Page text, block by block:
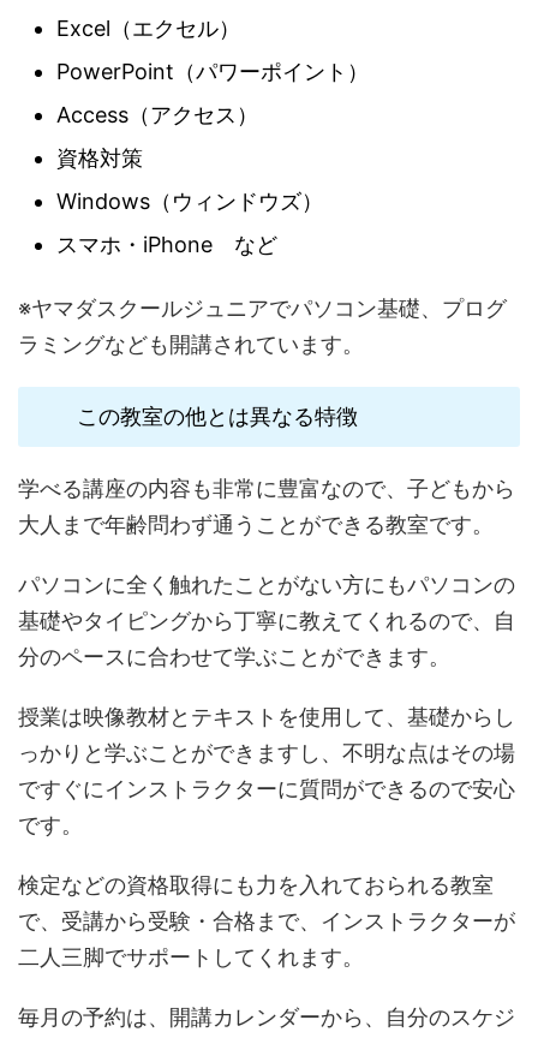
Excel（エクセル）
PowerPoint（パワーポイント）
Access（アクセス）
資格対策
Windows（ウィンドウズ）
スマホ・iPhone など
※ヤマダスクールジュニアでパソコン基礎、プログ
ラミングなども開講されています。
この教室の他とは異なる特徴
学べる講座の内容も非常に豊富なので、子どもから
大人まで年齢問わず通うことができる教室です。
パソコンに全く触れたことがない方にもパソコンの
基礎やタイピングから丁寧に教えてくれるので、自
分のペースに合わせて学ぶことができます。
授業は映像教材とテキストを使用して、基礎からし
っかりと学ぶことができますし、不明な点はその場
ですぐにインストラクターに質問ができるので安心
です。
検定などの資格取得にも力を入れておられる教室
で、受講から受験・合格まで、インストラクターが
二人三脚でサポートしてくれます。
毎月の予約は、開講カレンダーから、自分のスケジ